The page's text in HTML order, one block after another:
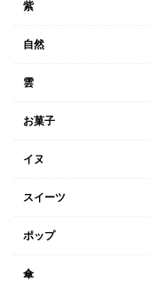
紫
自然
雲
お菓子
イヌ
スイーツ
ポップ
傘